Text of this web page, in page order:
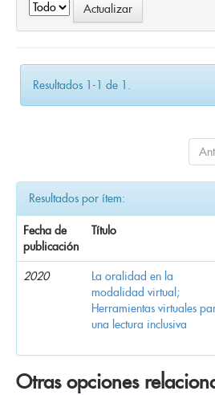
Resultados 1-1 de 1.
Resultados por ítem:
Fecha de
publicación
Título
2020
La oralidad en la
modalidad virtual;
Herramientas virtuales
una lectura inclusiva
Otras opciones